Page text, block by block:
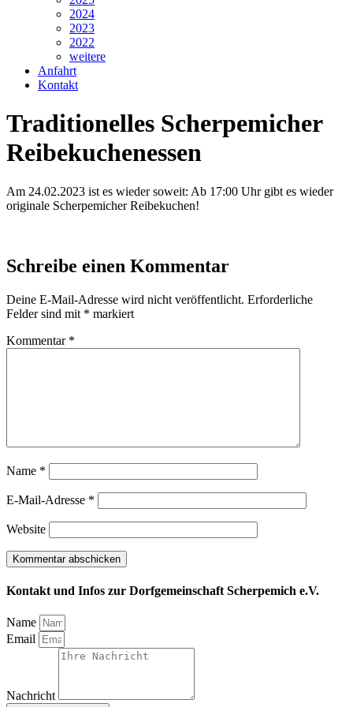
2024
2023
2022
weitere
Anfahrt
Kontakt
Traditionelles Scherpemicher
Reibekuchenessen
Am 24.02.2023 ist es wieder soweit: Ab 17:00 Uhr gibt es wieder
originale Scherpemicher Reibekuchen!
Schreibe einen Kommentar
Deine E-Mail-Adresse wird nicht veröffentlicht. Erforderliche
Felder sind mit * markiert
Kommentar *
Name *
E-Mail-Adresse *
Website
Kontakt und Infos zur Dorfgemeinschaft Scherpemich e.V.
Name
Email
Nachricht